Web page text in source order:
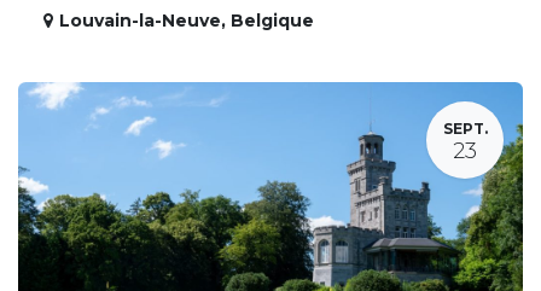
Louvain-la-Neuve, Belgique
SEPT.
23